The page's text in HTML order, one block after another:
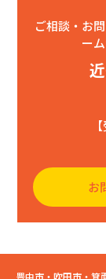
ご相談・お
ー
お
豊中市・吹田市・箕